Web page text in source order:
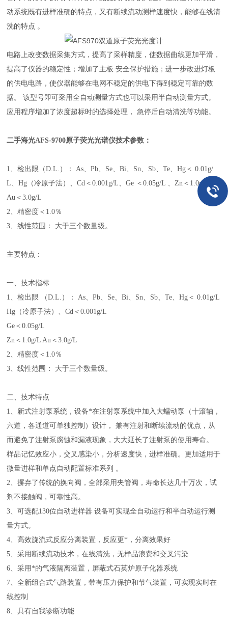
动系统既有进样准确的特点，又有断续流动测样速度快，能够在线清
洗的特点 。
电路上改变数据采集方式，提高了采样精度，使数据曲线更加平滑，
提高了仪器的稳定性；增加了主板 安全保护措施；进一步改进灯板
的供电电路，使仪器能够在电网不稳定的供电下得到稳定可靠的数
据。 该型号即可采用全自动测量方式也可以采用半自动测量方式。
应用程序增加了浓度超标时的选择处理， 急停后自动清洗等功能。
二手海光AFS-9700原子荧光光谱仪技术参数：
1、检出限（D.L.）： As、Pb、Se、Bi、Sn、Sb、Te、Hg＜ 0.01g/
L、Hg（冷原子法）、Cd＜0.001g/L、Ge ＜0.05g/L 、Zn＜1.0g/L 、
Au＜3.0g/L
2、精密度＜1.0％
3、线性范围： 大于三个数量级。
主要特点：
一、技术指标
1、检出限 （D.L.）： As、Pb、Se、Bi、Sn、Sb、Te、Hg＜ 0.01g/L
Hg（冷原子法）、Cd＜0.001g/L
Ge＜0.05g/L
Zn＜1.0g/L Au＜3.0g/L
2、精密度＜1.0％
3、线性范围： 大于三个数量级。
二、技术特点
1、新式注射泵系统，设备*在注射泵系统中加入大蠕动泵（十滚轴，
六道，各通道可单独控制）设计， 兼有注射和断续流动的优点，从
而避免了注射泵腐蚀和漏液现象，大大延长了注射泵的使用寿命。
样品记忆效应小，交叉感染小，分析速度快，进样准确。更加适用于
微量进样和单点自动配置标准系列 。
2、摒弃了传统的换向阀，全部采用夹管阀，寿命长达几十万次，试
剂不接触阀，可靠性高。
3、可选配130位自动进样器 设备可实现全自动运行和半自动运行测
量方式。
4、高效旋流式反应分离装置，反应更*，分离效果好
5、采用断续流动技术，在线清洗，无样品浪费和交叉污染
6、采用*的气液隔离装置，屏蔽式石英炉原子化器系统
7、全新组合式气路装置，带有压力保护和节气装置，可实现实时在
线控制
8、具有自我诊断功能